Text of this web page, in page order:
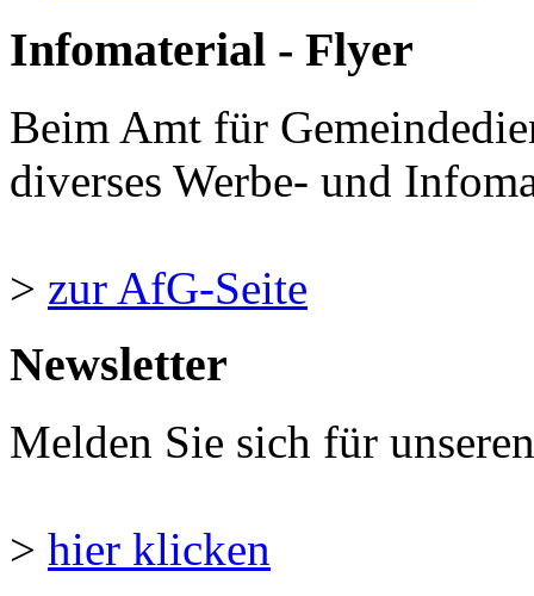
Infomaterial - Flyer
Beim Amt für
diverses Werbe- und
> zur AfG-Seite
Newsletter
Melden Sie sich für
> hier klicken